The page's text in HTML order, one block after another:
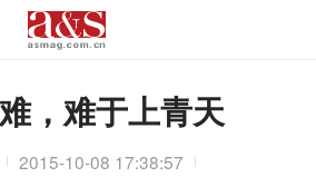
，难于上青天
2015-10-08 17:38:57